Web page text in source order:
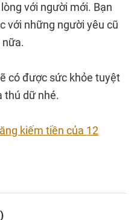
với người mới. Bạn
với những người yêu cũ
nữa.
có được sức khỏe tuyệt
thú dữ nhé.
kiếm tiền của 12